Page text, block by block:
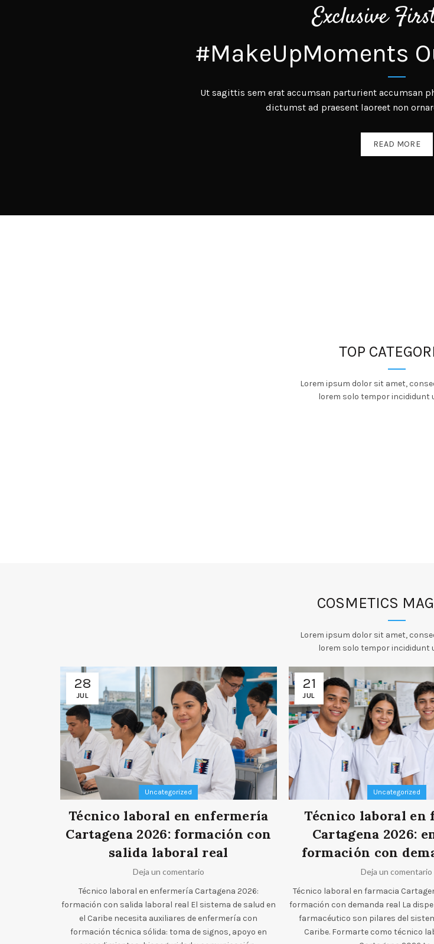
Exclusive
#MakeUpMoments
Ut sagittis sem erat accumsan parturient accumsan
dictumst ad praesent laoreet non
READ MORE
TOP
Lorem ipsum dolor sit amet,
lorem solo tempor incididunt
COSMETICS
Lorem ipsum dolor sit amet,
lorem solo tempor incididunt
28
JUL
Uncategorized
Técnico laboral en enfermería
Cartagena 2026: formación con
salida laboral real
Deja un comentario
Técnico laboral en enfermería Cartagena 2026:
formación con salida laboral real El sistema de salud en
el Caribe necesita auxiliares de enfermería con
formación técnica sólida: toma de signos, apoyo en
21
JUL
Uncategorized
Técnico laboral en
Cartagena 2026:
formación con
Deja un comentario
Técnico laboral en farmacia
formación con demanda real La
farmacéutico son pilares del
Caribe. Formarte como técnico